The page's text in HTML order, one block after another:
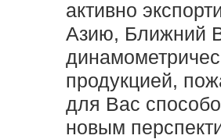
активно
Азию, Ближний
продукцией,
для Вас
новым